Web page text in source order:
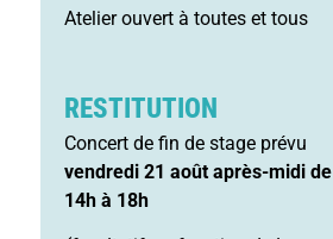
Atelier ouvert à toutes et tous
RESTITUTION
Concert de fin de stage prévu
vendredi 21 août après-midi de
14h à 18h